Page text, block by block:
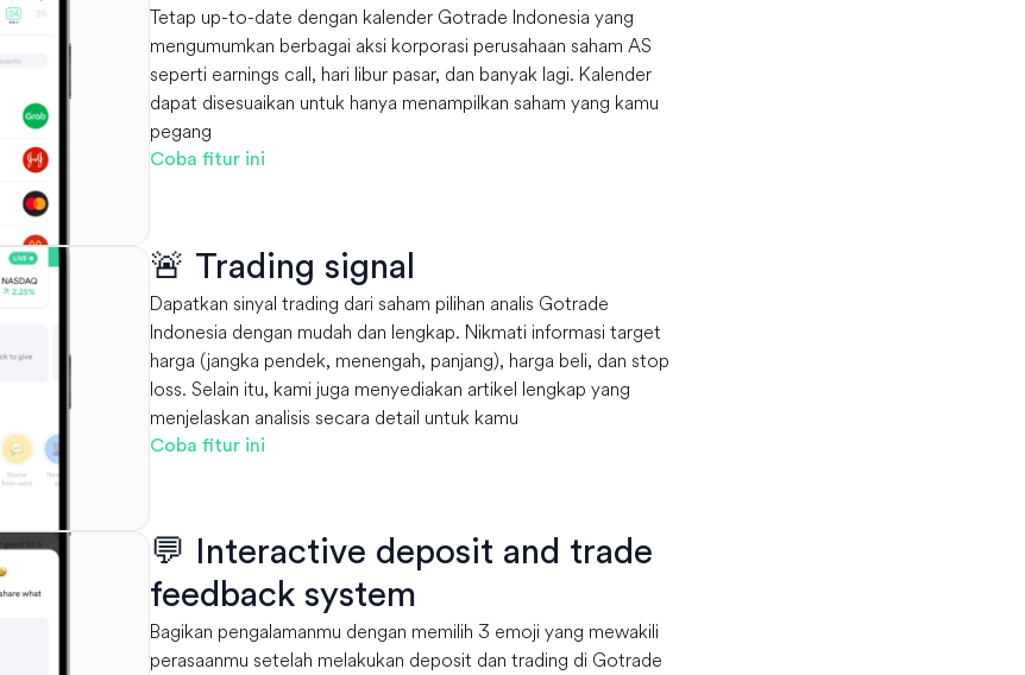
Tetap up-to-date dengan kalender Gotrade Indonesia yang
mengumumkan berbagai aksi korporasi perusahaan saham AS
seperti earnings call, hari libur pasar, dan banyak lagi. Kalender
dapat disesuaikan untuk hanya menampilkan saham yang kamu
pegang
Coba fitur ini
🚨 Trading signal
Dapatkan sinyal trading dari saham pilihan analis Gotrade
Indonesia dengan mudah dan lengkap. Nikmati informasi target
harga (jangka pendek, menengah, panjang), harga beli, dan stop
loss. Selain itu, kami juga menyediakan artikel lengkap yang
menjelaskan analisis secara detail untuk kamu
Coba fitur ini
💬 Interactive deposit and trade
feedback system
Bagikan pengalamanmu dengan memilih 3 emoji yang mewakili
perasaanmu setelah melakukan deposit dan trading di Gotrade